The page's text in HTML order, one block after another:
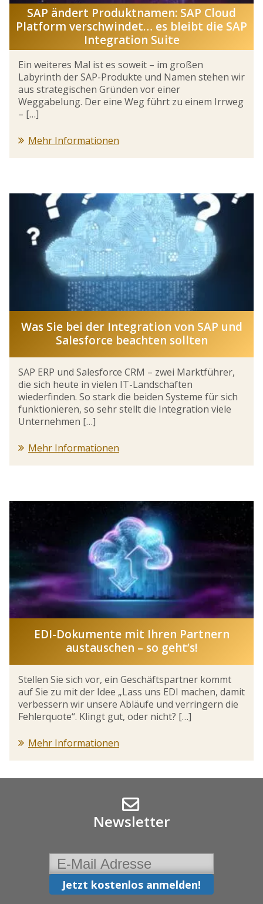
SAP ändert Produktnamen: SAP Cloud
Platform verschwindet… es bleibt die SAP
Integration Suite
Ein weiteres Mal ist es soweit – im großen
Labyrinth der SAP-Produkte und Namen stehen wir
aus strategischen Gründen vor einer
Weggabelung. Der eine Weg führt zu einem Irrweg
– […]
Mehr Informationen
Was Sie bei der Integration von SAP und
Salesforce beachten sollten
SAP ERP und Salesforce CRM – zwei Marktführer,
die sich heute in vielen IT-Landschaften
wiederfinden. So stark die beiden Systeme für sich
funktionieren, so sehr stellt die Integration viele
Unternehmen […]
Mehr Informationen
EDI-Dokumente mit Ihren Partnern
austauschen – so geht’s!
Stellen Sie sich vor, ein Geschäftspartner kommt
auf Sie zu mit der Idee „Lass uns EDI machen, damit
verbessern wir unsere Abläufe und verringern die
Fehlerquote“. Klingt gut, oder nicht? […]
Mehr Informationen
Newsletter